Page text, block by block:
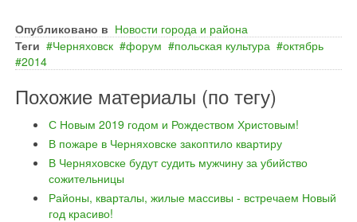
Опубликовано в Новости города и района
Теги
Черняховск форум польская культура
октябрь
2014
Похожие материалы (по тегу)
С Новым 2019 годом и Рождеством Христовым!
В пожаре в Черняховске закоптило квартиру
В Черняховске будут судить мужчину за убийство
сожительницы
Районы, кварталы, жилые массивы - встречаем Новый
год красиво!